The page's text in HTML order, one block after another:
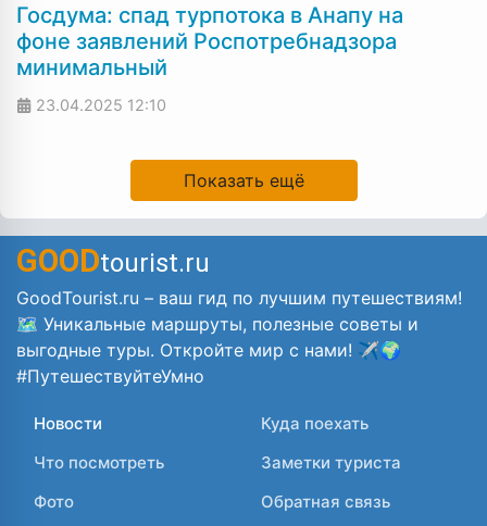
Госдума: спад турпотока в Анапу на
фоне заявлений Роспотребнадзора
минимальный
23.04.2025 12:10
Показать ещё
GOODtourist.ru
GoodTourist.ru – ваш гид по лучшим путешествиям!
🗺️ Уникальные маршруты, полезные советы и
выгодные туры. Откройте мир с нами! ✈️🌍
#ПутешествуйтеУмно
Новости
Куда поехать
Что посмотреть
Заметки туриста
Фото
Обратная связь